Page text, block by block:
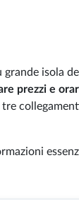
isola
prezzi e